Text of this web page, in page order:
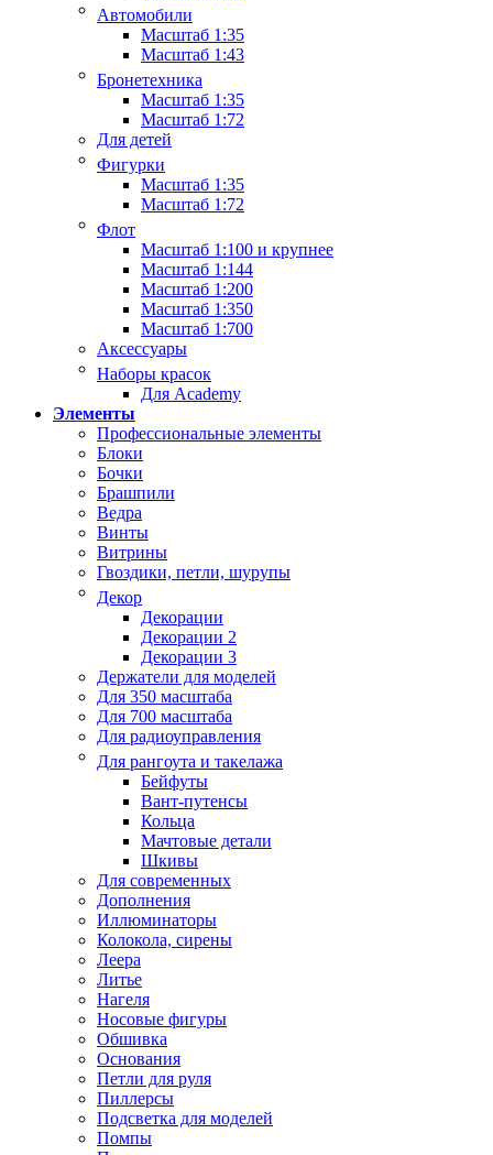
Автомобили
Масштаб 1:35
Масштаб 1:43
Бронетехника
Масштаб 1:35
Масштаб 1:72
Для детей
Фигурки
Масштаб 1:35
Масштаб 1:72
Флот
Масштаб 1:100 и крупнее
Масштаб 1:144
Масштаб 1:200
Масштаб 1:350
Масштаб 1:700
Аксессуары
Наборы красок
Для Academy
Элементы
Профессиональные элементы
Блоки
Бочки
Брашпили
Ведра
Винты
Витрины
Гвоздики, петли, шурупы
Декор
Декорации
Декорации 2
Декорации 3
Держатели для моделей
Для 350 масштаба
Для 700 масштаба
Для радиоуправления
Для рангоута и такелажа
Бейфуты
Вант-путенсы
Кольца
Мачтовые детали
Шкивы
Для современных
Дополнения
Иллюминаторы
Колокола, сирены
Леера
Литье
Нагеля
Носовые фигуры
Обшивка
Основания
Петли для руля
Пиллерсы
Подсветка для моделей
Помпы